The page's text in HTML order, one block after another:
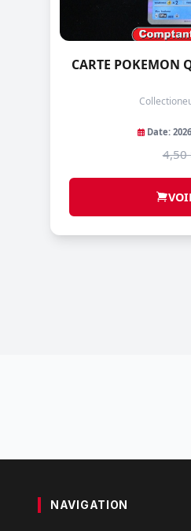
CARTE POKEMON
Date:
4,50
NAVIGATION